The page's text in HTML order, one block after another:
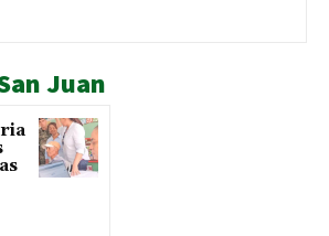
Juan